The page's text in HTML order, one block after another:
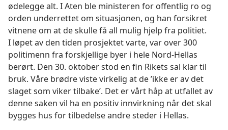
ødelegge alt. I Aten ble ministeren for offentlig ro og
orden underrettet om situasjonen, og han forsikret
vitnene om at de skulle få all mulig hjelp fra politiet.
I løpet av den tiden prosjektet varte, var over 300
politimenn fra forskjellige byer i hele Nord-Hellas
berørt. Den 30. oktober stod en fin Rikets sal klar til
bruk. Våre brødre viste virkelig at de ’ikke er av det
slaget som viker tilbake’. Det er vårt håp at utfallet av
denne saken vil ha en positiv innvirkning når det skal
bygges hus for tilbedelse andre steder i Hellas.